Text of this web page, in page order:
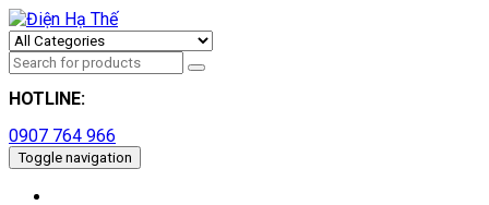
HOTLINE:
0907 764 966
Toggle navigation